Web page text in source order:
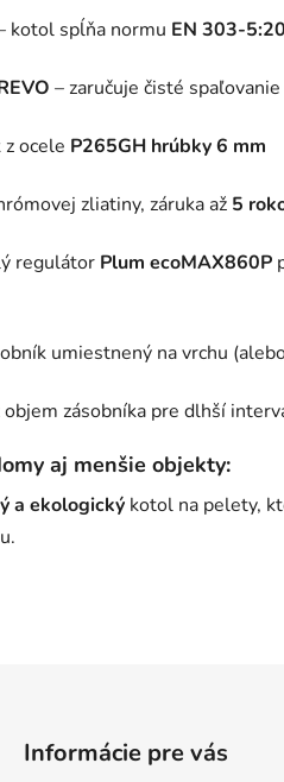
kotol spĺňa normu EN 303-
– zaručuje čisté
ocele P265GH hrúbky 6 mm
zliatiny, záruka až 5
regulátor Plum ecoMAX860P
umiestnený na vrchu
zásobníka pre dlhší
aj menšie objekty:
a ekologický kotol na pelety,
Informácie pre vás